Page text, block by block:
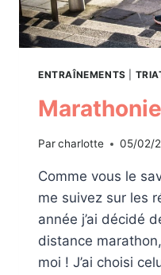
ENTRAÎNEMENTS
Parcharlotte 05/02/
Comme vous le
me suivez sur les
année j’ai décidé
distance
moi ! J’ai choisi